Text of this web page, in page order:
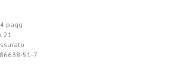
pagg
21
51-7